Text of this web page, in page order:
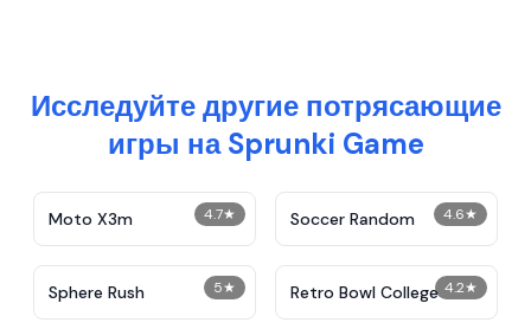
Исследуйте другие потрясающие
игры на Sprunki Game
4.7★
Moto X3m 4.6★
Soccer Random
5★
Sphere Rush 4.2★
Retro Bowl College